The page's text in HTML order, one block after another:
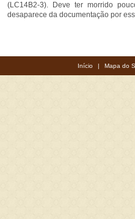
(LC14B2-3). Deve ter morrido
desaparece da documentação por
Início | Mapa do